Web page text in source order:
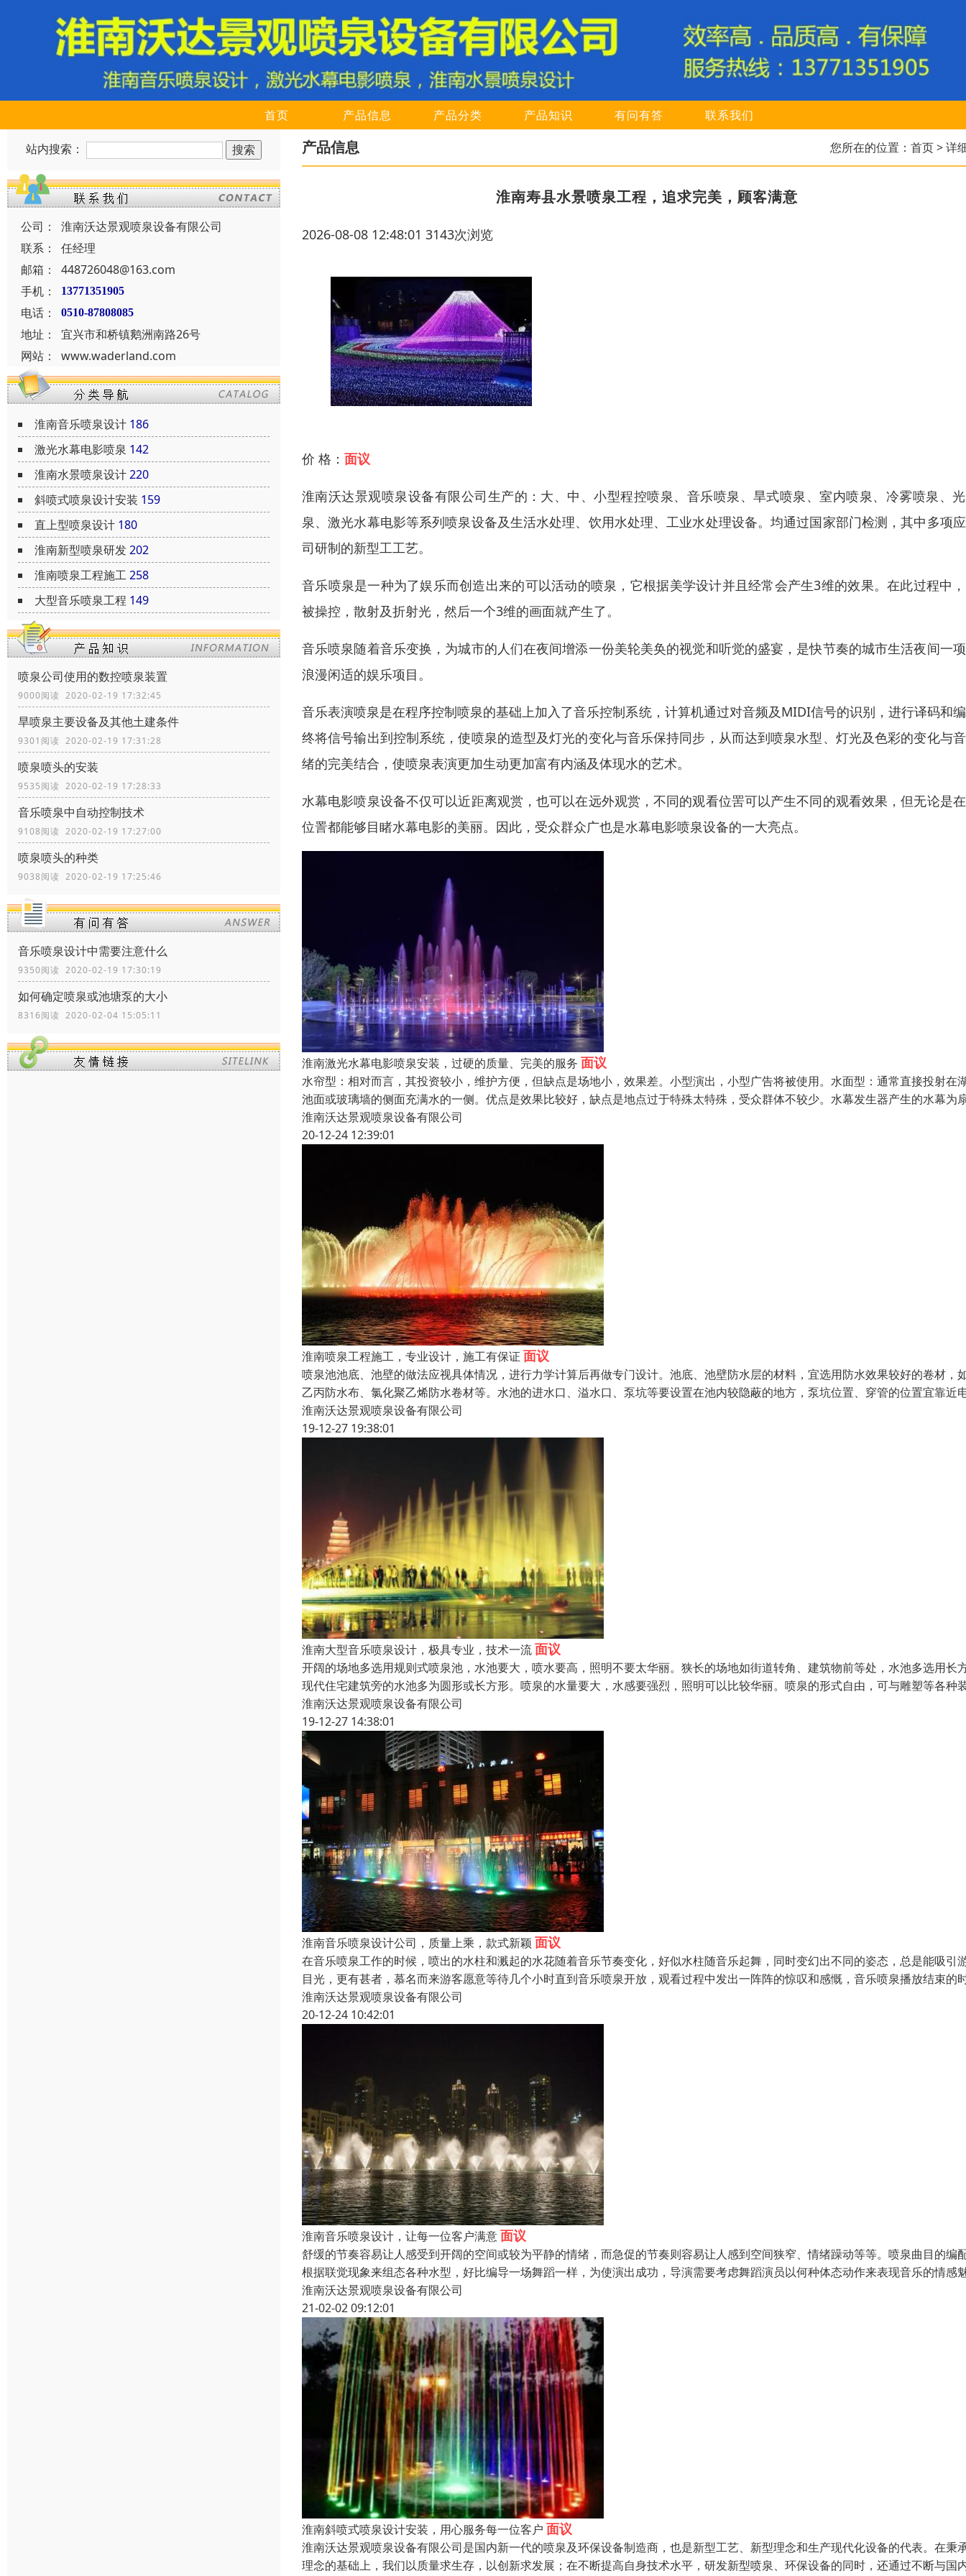
首页 产品信息 产品分类 产品知识 有问有答 联系我们
站内搜索：
公司：
淮南沃达景观喷泉设备有限公司
联系：
任经理
邮箱：
448726048@163.com
手机：
13771351905
电话： 0510-87808085
地址：
宜兴市和桥镇鹅洲南路26号
网站：
www.waderland.com
淮南音乐喷泉设计 186
激光水幕电影喷泉 142
淮南水景喷泉设计220
斜喷式喷泉设计安装 159
直上型喷泉设计 180
淮南新型喷泉研发202
淮南喷泉工程施工258
大型音乐喷泉工程 149
喷泉公司使用的数控喷泉装置
9000阅读 2020-02-19 17:32:45
旱喷泉主要设备及其他土建条件
9301阅读 2020-02-19 17:31:28
喷泉喷头的安装
9535阅读 2020-02-19 17:28:33
音乐喷泉中自动控制技术
9108阅读 2020-02-19 17:27:00
喷泉喷头的种类
9038阅读 2020-02-19 17:25:46
音乐喷泉设计中需要注意什么
9350阅读 2020-02-19 17:30:19
如何确定喷泉或池塘泵的大小
8316阅读 2020-02-04 15:05:11
产品信息 您所在的位置： 首页> 详
淮南寿县水景喷泉工程，追求完美，顾客满意
2026-08-08 12:48:01 3143次浏览
价 格： 面议
淮南沃达景观喷泉设备有限公司生产的：大、中、小型程控喷泉、音乐喷泉、旱式喷泉、室内喷泉、冷雾喷泉、
泉、激光水幕电影等系列喷泉设备及生活水处理、饮用水处理、工业水处理设备。均通过国家部门检测，其中多项
司研制的新型工工艺。
音乐喷泉是一种为了娱乐而创造出来的可以活动的喷泉，它根据美学设计并且经常会产生3维的效果。在此过程中
被操控，散射及折射光，然后一个3维的画面就产生了。
音乐喷泉随着音乐变换，为城市的人们在夜间增添一份美轮美奂的视觉和听觉的盛宴，是快节奏的城市生活夜间一
浪漫闲适的娱乐项目。
音乐表演喷泉是在程序控制喷泉的基础上加入了音乐控制系统，计算机通过对音频及MIDI信号的识别，进行译码和
终将信号输出到控制系统，使喷泉的造型及灯光的变化与音乐保持同步，从而达到喷泉水型、灯光及色彩的变化与
绪的完美结合，使喷泉表演更加生动更加富有内涵及体现水的艺术。
水幕电影喷泉设备不仅可以近距离观赏，也可以在远外观赏，不同的观看位罟可以产生不同的观看效果，但无论是
位詈都能够目睹水幕电影的美丽。因此，受众群众广也是水幕电影喷泉设备的一大亮点。
淮南激光水幕电影喷泉安装，过硬的质量、完美的服务 面议
水帘型：相对而言，其投资较小，维护方便，但缺点是场地小，效果差。小型演出，小型广告将被使用。水面型：通常直接投射在
池面或玻璃墙的侧面充满水的一侧。优点是效果比较好，缺点是地点过于特殊太特殊，受众群体不较少。水幕发生器产生的水幕为
淮南沃达景观喷泉设备有限公司
20-12-24 12:39:01
淮南喷泉工程施工，专业设计，施工有保证 面议
喷泉池池底、池壁的做法应视具体情况，进行力学计算后再做专门设计。池底、池壁防水层的材料，宜选用防水效果较好的卷材，
乙丙防水布、氯化聚乙烯防水卷材等。水池的进水口、溢水口、泵坑等要设置在池内较隐蔽的地方，泵坑位置、穿管的位置宜靠近
淮南沃达景观喷泉设备有限公司
19-12-27 19:38:01
淮南大型音乐喷泉设计，极具专业，技术一流面议
开阔的场地多选用规则式喷泉池，水池要大，喷水要高，照明不要太华丽。狭长的场地如街道转角、建筑物前等处，水池多选用长
现代住宅建筑旁的水池多为圆形或长方形。喷泉的水量要大，水感要强烈，照明可以比较华丽。喷泉的形式自由，可与雕塑等各种
淮南沃达景观喷泉设备有限公司
19-12-27 14:38:01
淮南音乐喷泉设计公司，质量上乘，款式新颖 面议
在音乐喷泉工作的时候，喷出的水柱和溅起的水花随着音乐节奏变化，好似水柱随音乐起舞，同时变幻出不同的姿态，总是能吸引
目光，更有甚者，慕名而来游客愿意等待几个小时直到音乐喷泉开放，观看过程中发出一阵阵的惊叹和感慨，音乐喷泉播放结束的
淮南沃达景观喷泉设备有限公司
20-12-24 10:42:01
淮南音乐喷泉设计，让每一位客户满意面议
舒缓的节奏容易让人感受到开阔的空间或较为平静的情绪，而急促的节奏则容易让人感到空间狭窄、情绪躁动等等。喷泉曲目的编
根据联觉现象来组态各种水型，好比编导一场舞蹈一样，为使演出成功，导演需要考虑舞蹈演员以何种体态动作来表现音乐的情感
淮南沃达景观喷泉设备有限公司
21-02-02 09:12:01
淮南斜喷式喷泉设计安装，用心服务每一位客户 面议
淮南沃达景观喷泉设备有限公司是国内新一代的喷泉及环保设备制造商，也是新型工艺、新型理念和生产现代化设备的代表。在秉
理念的基础上，我们以质量求生存，以创新求发展；在不断提高自身技术水平，研发新型喷泉、环保设备的同时，还通过不断与国